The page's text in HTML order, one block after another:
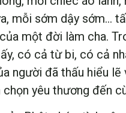
mỗi sớm dậy sớm…
một đời làm cha.
có cả từ bi, có cả
người đã thấu hiểu lẽ
yêu thương đến